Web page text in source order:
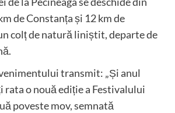
de Constanța și 12 km de
colț de natură liniștit, departe de
transmit: „Și anul
rata o nouă ediție a Festivalului
poveste mov, semnată